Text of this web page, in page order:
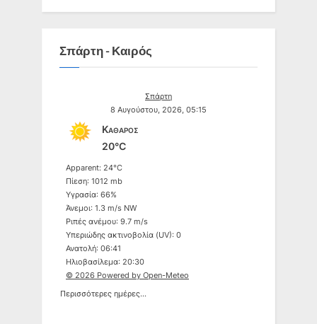
Σπάρτη - Καιρός
Σπάρτη
8 Αυγούστου, 2026, 05:15
Καθαρός
20°C
Apparent: 24°C
Πίεση: 1012 mb
Υγρασία: 66%
Άνεμοι: 1.3 m/s NW
Ριπές ανέμου: 9.7 m/s
Υπεριώδης ακτινοβολία (UV): 0
Ανατολή: 06:41
Ηλιοβασίλεμα: 20:30
© 2026 Powered by Open-Meteo
Περισσότερες ημέρες...